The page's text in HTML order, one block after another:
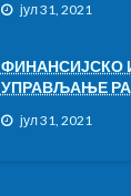
јул 31, 2021
ФИНАНСИЈСКО
УПРАВЉАЊЕ
јул 31, 2021